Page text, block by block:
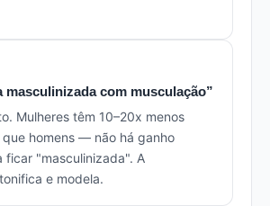
masculinizada com musculação”
Mulheres têm 10–20x menos
homens — não há ganho
ficar "masculinizada". A
e modela.